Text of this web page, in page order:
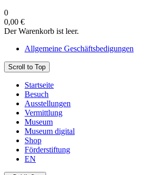
0
0,00 €
Der Warenkorb ist leer.
Allgemeine Geschäftsbedigungen
Scroll to Top
Startseite
Besuch
Ausstellungen
Vermittlung
Museum
Museum digital
Shop
Förderstiftung
EN